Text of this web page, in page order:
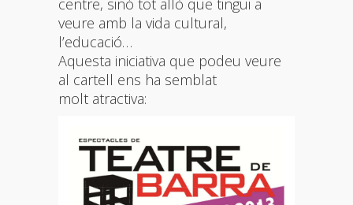
centre, sinó tot allò que tingui a
veure amb la vida cultural,
l’educació…
Aquesta iniciativa que podeu veure
al cartell ens ha semblat
molt atractiva: